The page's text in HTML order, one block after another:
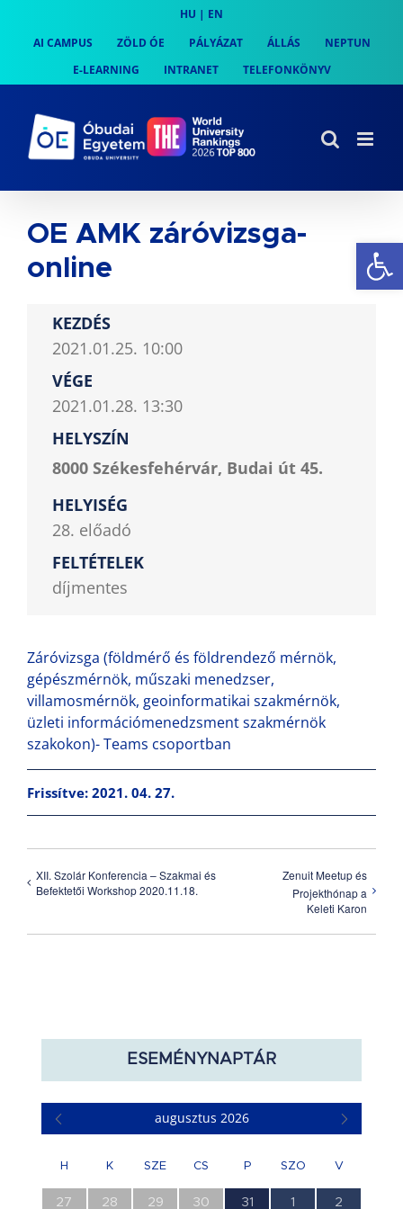
content
HU | EN
AI CAMPUS
ZÖLD ÓE PÁLYÁZAT ÁLLÁS
NEPTUN
E-LEARNING
INTRANET TELEFONKÖNYV
OE AMK záróvizsga-
online
KEZDÉS
2021.01.25. 10:00
VÉGE
2021.01.28. 13:30
HELYSZÍN
8000 Székesfehérvár, Budai út 45.
HELYISÉG
28. előadó
FELTÉTELEK
díjmentes
Záróvizsga (földmérő és földrendező mérnök,
gépészmérnök, műszaki menedzser,
villamosmérnök, geoinformatikai szakmérnök,
üzleti információmenedzsment szakmérnök
szakokon)- Teams csoportban
Frissítve: 2021. 04. 27.
XII. Szolár Konferencia – Szakmai és
Befektetői Workshop 2020.11.18.
Zenuit Meetup és
Projekthónap a
Keleti Karon
ESEMÉNYNAPTÁR
augusztus 2026
H K SZE CS P SZO V
0
27
0
28
0
29
0
30
131
0
1
0
2